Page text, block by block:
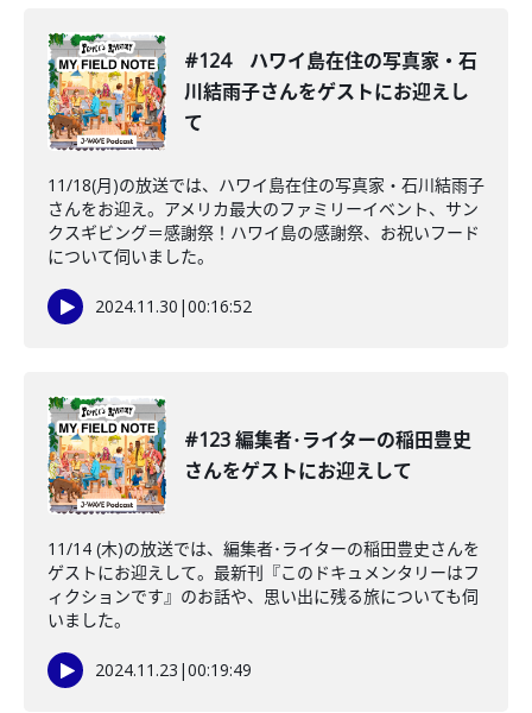
#124 ハワイ島在住の写真家・石
川結雨子さんをゲストにお迎えし
て
11/18(月)の放送では、ハワイ島在住の写真家・石川結雨子
さんをお迎え。アメリカ最大のファミリーイベント、サン
クスギビング＝感謝祭！ハワイ島の感謝祭、お祝いフード
について伺いました。
2024.11.30 |00:16:52
#123 編集者･ライターの稲田豊史
さんをゲストにお迎えして
11/14 (木)の放送では、編集者･ライターの稲田豊史さんを
ゲストにお迎えして。最新刊『このドキュメンタリーはフ
ィクションです』のお話や、思い出に残る旅についても伺
いました。
2024.11.23 |00:19:49